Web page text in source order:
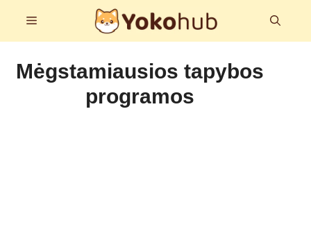
turinio
Meniu
Mėgstamiausios tapybos
programos